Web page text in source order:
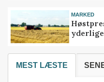
MARKED
MEST LÆSTE